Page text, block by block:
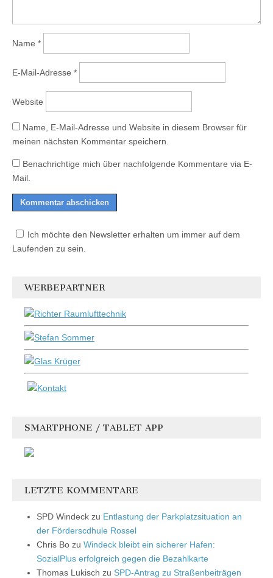
Name *
E-Mail-Adresse *
Website
Name, E-Mail-Adresse und Website in diesem Browser für
meinen nächsten Kommentar speichern.
Benachrichtige mich über nachfolgende Kommentare via E-
Mail.
Ich möchte den Newsletter erhalten um immer auf dem
Laufenden zu sein.
WERBEPARTNER
SMARTPHONE / TABLET APP
LETZTE KOMMENTARE
SPD Windeck zu Entlastung der Parkplatzsituation an
der Förderscdhule Rossel
Chris Bo zu Windeck bleibt ein sicherer Hafen:
SozialPlus erfolgreich gegen die Bezahlkarte
Thomas Lukisch zu SPD-Antrag zu Straßenbeiträgen